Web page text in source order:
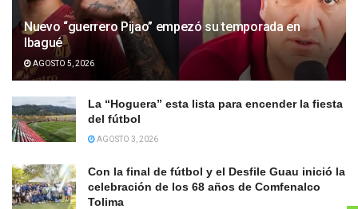
Nuevo “guerrero Pijao” empezó su temporada en
Ibagué
AGOSTO 5, 2026
La “Hoguera” esta lista para encender la fiesta
del fútbol
AGOSTO 3, 2026
Con la final de fútbol y el Desfile Guau inició la
celebración de los 68 años de Comfenalco
Tolima